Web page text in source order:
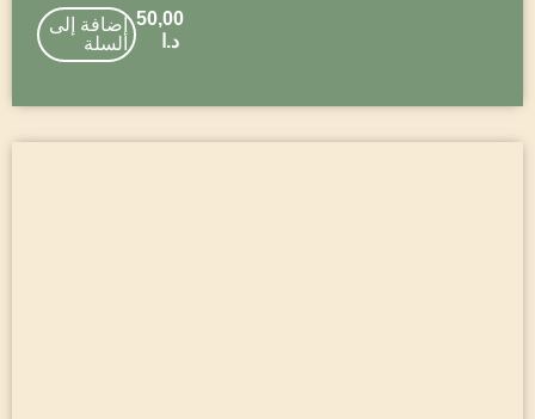
50,00
د.ا
إضافة إلى
السلة